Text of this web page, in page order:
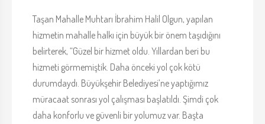
Taşan Mahalle Muhtarı İbrahim Halil Olgun, yapılan
hizmetin mahalle halkı için büyük bir önem taşıdığını
belirterek, “Güzel bir hizmet oldu. Yıllardan beri bu
hizmeti görmemiştik. Daha önceki yol çok kötü
durumdaydı. Büyükşehir Belediyesi’ne yaptığımız
müracaat sonrası yol çalışması başlatıldı. Şimdi çok
daha konforlu ve güvenli bir yolumuz var. Başta